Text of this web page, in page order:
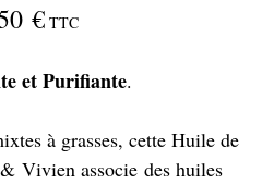
€ TTC
et Purifiante.
à grasses, cette Huile de
Vivien associe des huiles